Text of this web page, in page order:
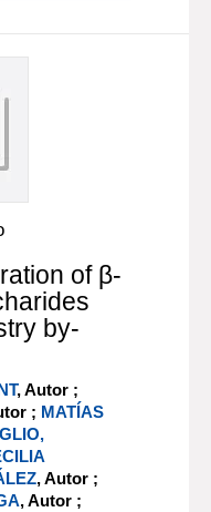
of β-
by-
, Autor ;
; MATÍAS
, Autor ;
, Autor ;